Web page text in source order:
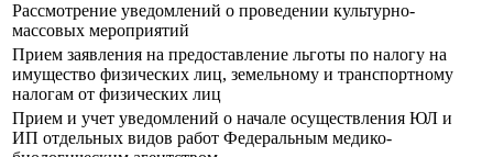
Рассмотрение уведомлений о проведении культурно-
массовых мероприятий
Прием заявления на предоставление льготы по налогу на
имущество физических лиц, земельному и транспортному
налогам от физических лиц
Прием и учет уведомлений о начале осуществления ЮЛ и
ИП отдельных видов работ Федеральным медико-